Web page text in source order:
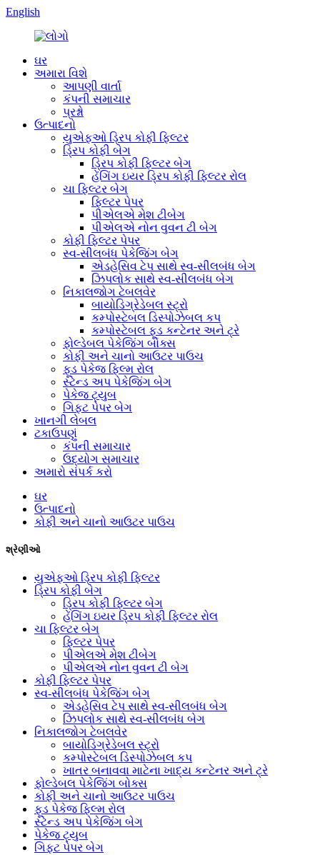
English
ઘર
અમારા વિશે
આપણી વાર્તા
કંપની સમાચાર
પ્રશ્નો
ઉત્પાદનો
યુએફઓ ડ્રિપ કોફી ફિલ્ટર
ડ્રિપ કોફી બેગ
ડ્રિપ કોફી ફિલ્ટર બેગ
હેંગિંગ ઇયર ડ્રિપ કોફી ફિલ્ટર રોલ
ચા ફિલ્ટર બેગ
ફિલ્ટર પેપર
પીએલએ મેશ ટીબેગ
પીએલએ નોન વુવન ટી બેગ
કોફી ફિલ્ટર પેપર
સ્વ-સીલબંધ પેકેજિંગ બેગ
એડહેસિવ ટેપ સાથે સ્વ-સીલબંધ બેગ
ઝિપલોક સાથે સ્વ-સીલબંધ બેગ
નિકાલજોગ ટેબલવેર
બાયોડિગ્રેડેબલ સ્ટ્રો
કમ્પોસ્ટેબલ ડિસ્પોઝેબલ કપ
કમ્પોસ્ટેબલ ફૂડ કન્ટેનર અને ટ્રે
ફોલ્ડેબલ પેકેજિંગ બોક્સ
કોફી અને ચાનો આઉટર પાઉચ
ફૂડ પેકેજ ફિલ્મ રોલ
સ્ટેન્ડ અપ પેકેજિંગ બેગ
પેકેજ ટ્યુબ
ગિફ્ટ પેપર બેગ
ખાનગી લેબલ
ટકાઉપણું
કંપની સમાચાર
ઉદ્યોગ સમાચાર
અમારો સંપર્ક કરો
ઘર
ઉત્પાદનો
કોફી અને ચાનો આઉટર પાઉચ
શ્રેણીઓ
યુએફઓ ડ્રિપ કોફી ફિલ્ટર
ડ્રિપ કોફી બેગ
ડ્રિપ કોફી ફિલ્ટર બેગ
હેંગિંગ ઇયર ડ્રિપ કોફી ફિલ્ટર રોલ
ચા ફિલ્ટર બેગ
ફિલ્ટર પેપર
પીએલએ મેશ ટીબેગ
પીએલએ નોન વુવન ટી બેગ
કોફી ફિલ્ટર પેપર
સ્વ-સીલબંધ પેકેજિંગ બેગ
એડહેસિવ ટેપ સાથે સ્વ-સીલબંધ બેગ
ઝિપલોક સાથે સ્વ-સીલબંધ બેગ
નિકાલજોગ ટેબલવેર
બાયોડિગ્રેડેબલ સ્ટ્રો
કમ્પોસ્ટેબલ ડિસ્પોઝેબલ કપ
ખાતર બનાવવા માટેના ખાદ્ય કન્ટેનર અને ટ્રે
ફોલ્ડેબલ પેકેજિંગ બોક્સ
કોફી અને ચાનો આઉટર પાઉચ
ફૂડ પેકેજ ફિલ્મ રોલ
સ્ટેન્ડ અપ પેકેજિંગ બેગ
પેકેજ ટ્યુબ
ગિફ્ટ પેપર બેગ